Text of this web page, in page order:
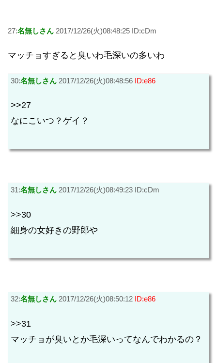
27:名無しさん 2017/12/26(火)08:48:25 ID:cDm
マッチョすぎると臭いわ毛深いの多いわ
30:名無しさん 2017/12/26(火)08:48:56 ID:e86
>>27
なにこいつ？ゲイ？
31:名無しさん 2017/12/26(火)08:49:23 ID:cDm
>>30
細身の女好きの野郎や
32:名無しさん 2017/12/26(火)08:50:12 ID:e86
>>31
マッチョが臭いとか毛深いってなんでわかるの？